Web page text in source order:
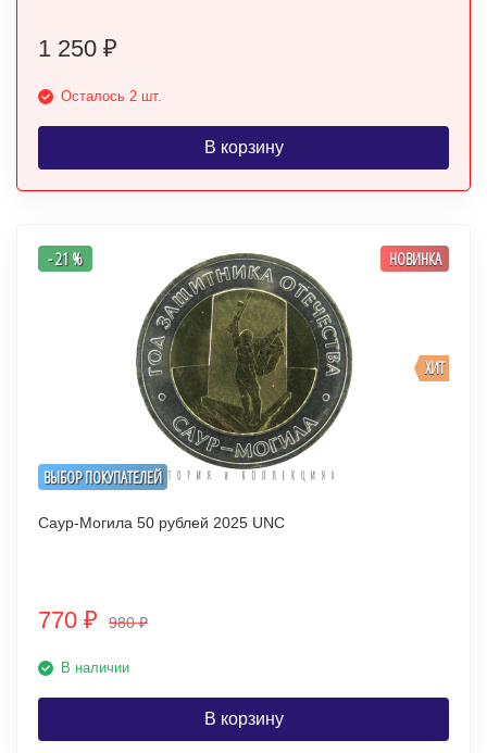
1 250 ₽
Осталось 2 шт.
В корзину
ВЫБОР ПОКУПАТЕЛЕЙ
ХИТ
- 21 % НОВИНКА
Саур-Могила 50 рублей 2025 UNC
770 ₽ 980₽
В наличии
В корзину